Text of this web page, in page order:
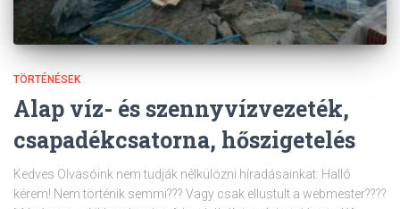
TÖRTÉNÉSEK
Alap víz- és szennyvízvezeték,
csapadékcsatorna, hőszigetelés
Kedves Olvasóink nem tudják nélkülözni híradásainkat: Halló
kérem! Nem történik semmi??? Vagy csak ellustult a webmester????